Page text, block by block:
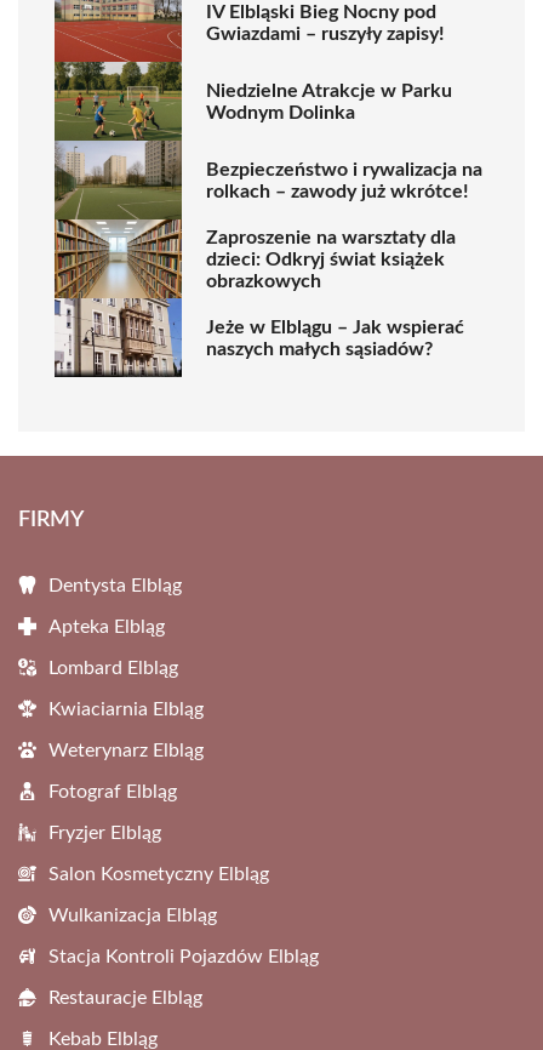
IV Elbląski Bieg Nocny pod
Gwiazdami – ruszyły zapisy!
Niedzielne Atrakcje w Parku
Wodnym Dolinka
Bezpieczeństwo i rywalizacja na
rolkach – zawody już wkrótce!
Zaproszenie na warsztaty dla
dzieci: Odkryj świat książek
obrazkowych
Jeże w Elblągu – Jak wspierać
naszych małych sąsiadów?
FIRMY
Dentysta Elbląg
Apteka Elbląg
Lombard Elbląg
Kwiaciarnia Elbląg
Weterynarz Elbląg
Fotograf Elbląg
Fryzjer Elbląg
Salon Kosmetyczny Elbląg
Wulkanizacja Elbląg
Stacja Kontroli Pojazdów Elbląg
Restauracje Elbląg
Kebab Elbląg